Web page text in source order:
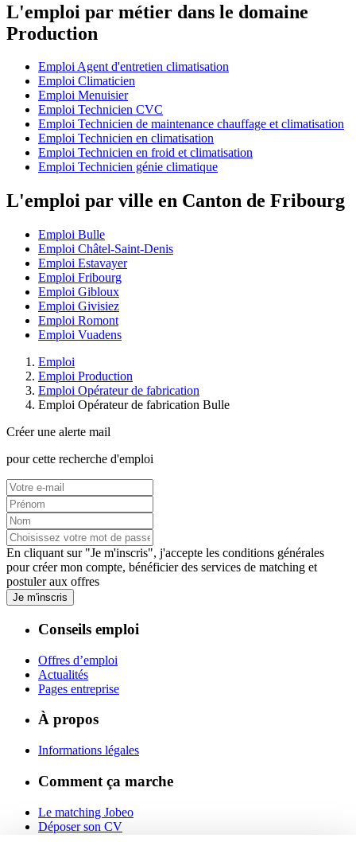
L'emploi par métier dans le domaine
Production
Emploi Agent d'entretien climatisation
Emploi Climaticien
Emploi Menuisier
Emploi Technicien CVC
Emploi Technicien de maintenance chauffage et climatisation
Emploi Technicien en climatisation
Emploi Technicien en froid et climatisation
Emploi Technicien génie climatique
L'emploi par ville en Canton de Fribourg
Emploi Bulle
Emploi Châtel-Saint-Denis
Emploi Estavayer
Emploi Fribourg
Emploi Gibloux
Emploi Givisiez
Emploi Romont
Emploi Vuadens
Emploi
Emploi Production
Emploi Opérateur de fabrication
Emploi Opérateur de fabrication Bulle
Créer une alerte mail
pour cette recherche d'emploi
En cliquant sur "Je m'inscris", j'accepte les conditions générales
pour créer mon compte, bénéficier des services de matching et
postuler aux offres
Je m'inscris
Conseils emploi
Offres d’emploi
Actualités
Pages entreprise
À propos
Informations légales
Comment ça marche
Le matching Jobeo
Déposer son CV